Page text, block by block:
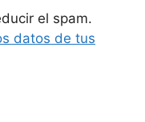
el spam.
datos de tus